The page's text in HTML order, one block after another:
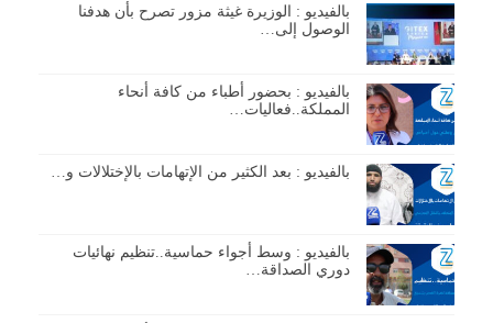
بالفيديو : الوزيرة غيثة مزور تصرح بأن هدفنا
الوصول إلى…
بالفيديو : بحضور أطباء من كافة أنحاء
المملكة..فعاليات…
بالفيديو : بعد الكثير من الإتهامات بالإختلالات و…
بالفيديو : وسط أجواء حماسية..تنظيم نهائيات
دوري الصداقة…